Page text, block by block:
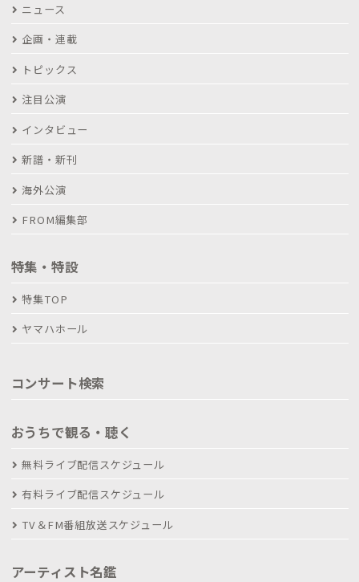
ニュース
企画・連載
トピックス
注目公演
インタビュー
新譜・新刊
海外公演
FROM編集部
特集・特設
特集TOP
ヤマハホール
コンサート検索
おうちで観る・聴く
無料ライブ配信スケジュール
有料ライブ配信スケジュール
TV＆FM番組放送スケジュール
アーティスト名鑑